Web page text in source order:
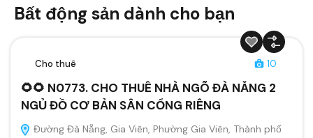
Bất động sản dành cho bạn
Cho thuê 10
🌻🌻 N0773. CHO THUÊ NHÀ NGÕ ĐÀ NẴNG 2
NGỦ ĐỒ CƠ BẢN SÂN CỔNG RIÊNG
Đường Đà Nẵng, Gia Viên, Phường Gia Viên, Thành phố